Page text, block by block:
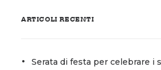
ARTICOLI RECENTI
Serata di festa per celebrare i